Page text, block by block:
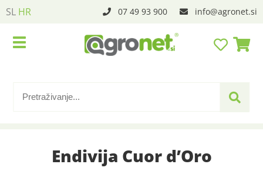
SL HR 07 49 93 900 info agronet.si
Endivija Cuor d’Oro